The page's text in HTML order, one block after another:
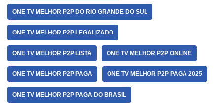
ONE TV MELHOR P2P DO RIO GRANDE DO SUL
ONE TV MELHOR P2P LEGALIZADO
ONE TV MELHOR P2P LISTA ONE TV MELHOR P2P ONLINE
ONE TV MELHOR P2P PAGA ONE TV MELHOR P2P PAGA 2025
ONE TV MELHOR P2P PAGA DO BRASIL